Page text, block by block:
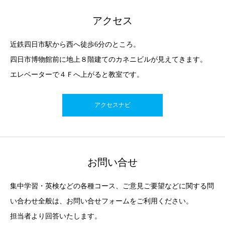
アクセス
近鉄四日市駅から西へ徒歩6分のところ。
四日市博物館前に地上８階建てのカネニビルが見えてきます。
エレベーターで４Ｆへ上がると教室です。
アクセスナビ
お問い合せ
集中学習・英検などの各種コース、ご意見ご要望などに関する問
い合わせ全般は、お問い合せフォームをご利用ください。
担当者より回答いたします。